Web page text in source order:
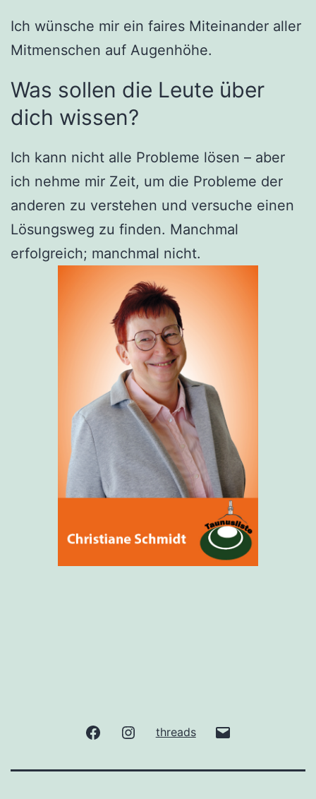
Ich wünsche mir ein faires Miteinander aller
Mitmenschen auf Augenhöhe.
Was sollen die Leute über
dich wissen?
Ich kann nicht alle Probleme lösen – aber
ich nehme mir Zeit, um die Probleme der
anderen zu verstehen und versuche einen
Lösungsweg zu finden. Manchmal
erfolgreich; manchmal nicht.
facebookInstagram
threads